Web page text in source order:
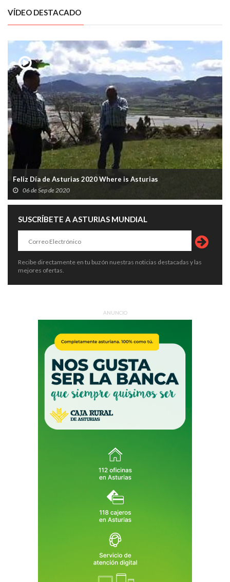
VÍDEO DESTACADO
Feliz Día de Asturias 2020 Where is Asturias
06 de Sep de 2020
SUSCRÍBETE A ASTURIAS MUNDIAL
Recibe directamente en tu buzón nuestras noticias destacadas y las
mejores ofertas.
ANUNCIO